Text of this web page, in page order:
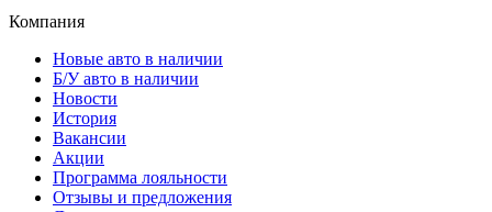
Б/У авто в наличии
Новости
История
Вакансии
Акции
Программа лояльности
Отзывы и предложения
Документы